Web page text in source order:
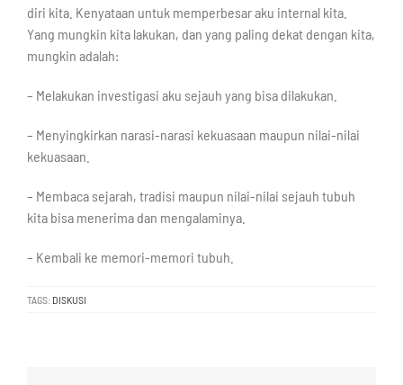
diri kita. Kenyataan untuk memperbesar aku internal kita.
Yang mungkin kita lakukan, dan yang paling dekat dengan kita,
mungkin adalah:
– Melakukan investigasi aku sejauh yang bisa dilakukan.
– Menyingkirkan narasi-narasi kekuasaan maupun nilai-nilai
kekuasaan.
– Membaca sejarah, tradisi maupun nilai-nilai sejauh tubuh
kita bisa menerima dan mengalaminya.
– Kembali ke memori-memori tubuh.
TAGS: DISKUSI